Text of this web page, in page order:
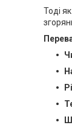
Тоді